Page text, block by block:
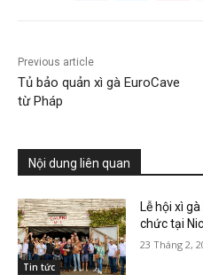
Previous article
Tủ bảo quản xì gà EuroCave
từ Pháp
Nội dung liên quan
Tin tức
Lễ hội xì
chức tại
23 Tháng 2,